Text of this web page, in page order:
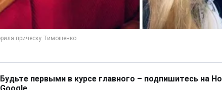
Будьте первыми в курсе главного – подпишитесь на